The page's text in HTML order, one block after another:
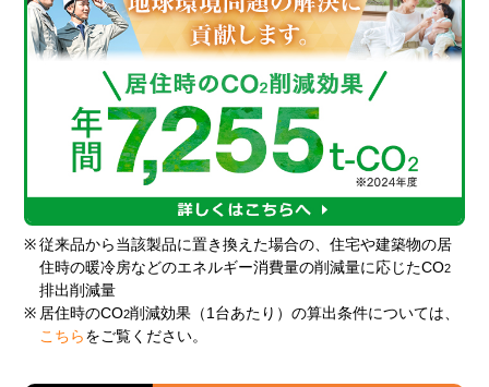
※ 従来品から当該製品に置き換えた場合の、住宅や建築物の居
住時の暖冷房などのエネルギー消費量の削減量に応じたCO2
排出削減量
※ 居住時のCO2削減効果（1台あたり）の算出条件については、
こちら をご覧ください。